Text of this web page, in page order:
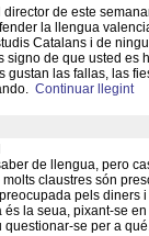
de este
la llengua
Catalans i de
signo de que usted es
gustan las fallas, las
Continuar llegint
de llengua, pero
claustres són
pels diners
la seua, pixant-se
se per a